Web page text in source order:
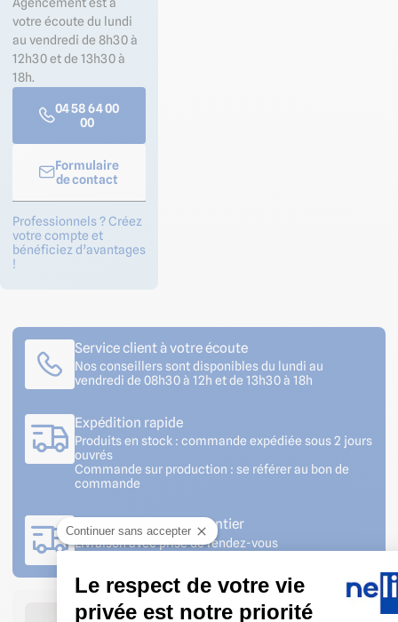
votre écoute du lundi
au vendredi de 8h30 à
12h30 et de 13h30 à
18h.
04 58 64 00
00
Formulaire
de contact
Professionnels ? Créez
votre compte et
bénéficiez d’avantages
!
Service client à votre écoute
Nos conseillers sont disponibles du lundi au
vendredi de 08h30 à 12h et de 13h30 à 18h
Expédition rapide
Produits en stock : commande expédiée sous 2 jours
ouvrés
Commande sur production : se référer au bon de
commande
Livraison sur votre chantier
Livraison avec prise de rendez-vous
Continuer sans accepter
Le respect de votre vie
privée est notre priorité